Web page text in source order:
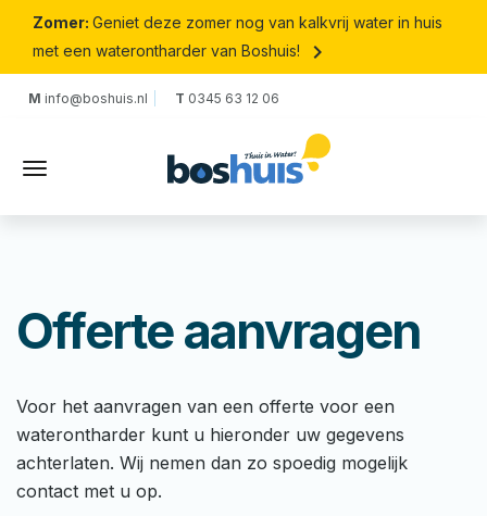
Zomer: Geniet deze zomer nog van kalkvrij water in huis
met een waterontharder van Boshuis!
keyboard_arrow_right
M info@boshuis.nl T 0345 63 12 06
Offerte aanvragen
Voor het aanvragen van een offerte voor een
waterontharder kunt u hieronder uw gegevens
achterlaten. Wij nemen dan zo spoedig mogelijk
contact met u op.